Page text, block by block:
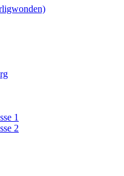
1
2